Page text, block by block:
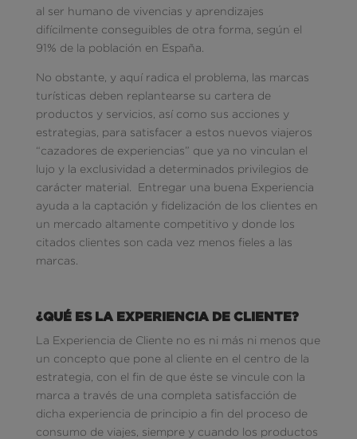
al ser humano de vivencias y aprendizajes
difícilmente conseguibles de otra forma, según el
91% de la población en España.
No obstante, y aquí radica el problema, las marcas
turísticas deben replantearse su cartera de
productos y servicios, así como sus acciones y
estrategias, para satisfacer a estos nuevos viajeros
“cazadores de experiencias” que ya no vinculan el
lujo y la exclusividad a determinados privilegios de
carácter material. Entregar una buena Experiencia
ayuda a la captación y fidelización de los clientes en
un mercado altamente competitivo y donde los
citados clientes son cada vez menos fieles a las
marcas.
¿QUÉ ES LA EXPERIENCIA DE CLIENTE?
La Experiencia de Cliente no es ni más ni menos que
un concepto que pone al cliente en el centro de la
estrategia, con el fin de que éste se vincule con la
marca a través de una completa satisfacción de
dicha experiencia de principio a fin del proceso de
consumo de viajes, siempre y cuando los productos